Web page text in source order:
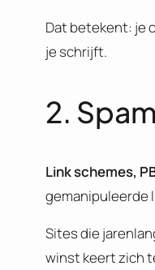
Dat betekent: je
je schrijft.
2.
Link schemes,
gemanipuleerde
Sites die
winst keert zich